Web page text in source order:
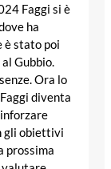
Faggi si è
ha
è stato poi
Gubbio.
Ora lo
diventa
gli obiettivi
prossima